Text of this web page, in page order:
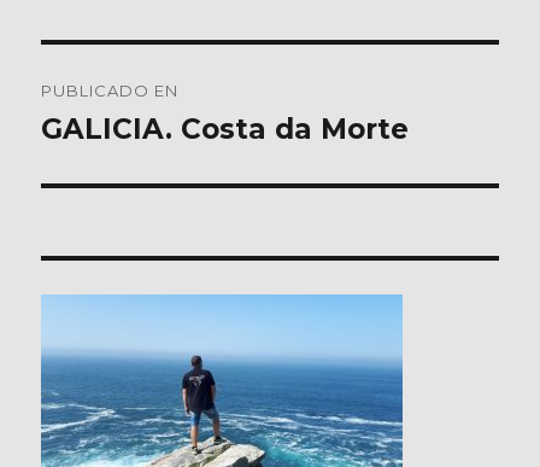
de
PUBLICADO EN
GALICIA. Costa da Morte